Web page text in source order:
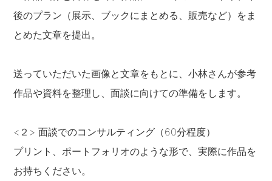
後のプラン（展示、ブックにまとめる、販売など）をま
とめた文章を提出。
送っていただいた画像と文章をもとに、小林さんが参考
作品や資料を整理し、面談に向けての準備をします。
<２> 面談でのコンサルティング（60分程度）
プリント、ポートフォリオのような形で、実際に作品を
お持ちください。